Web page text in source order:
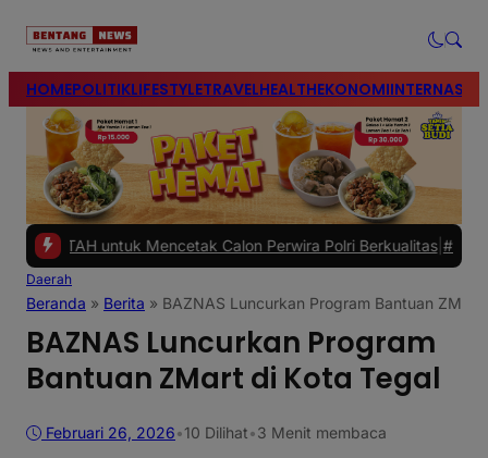
HOMEPOLITIKLIFESTYLETRAVELHEALTHEKONOMI
untuk Mencetak Calon Perwira Polri Berkualitas| #2 -Polres
Daerah
Beranda » Berita » BAZNAS Luncurkan Program Bantuan ZMart
BAZNAS Luncurkan Program
Bantuan ZMart di Kota Tegal
Februari 26, 2026•10 Dilihat•3 Menit membaca